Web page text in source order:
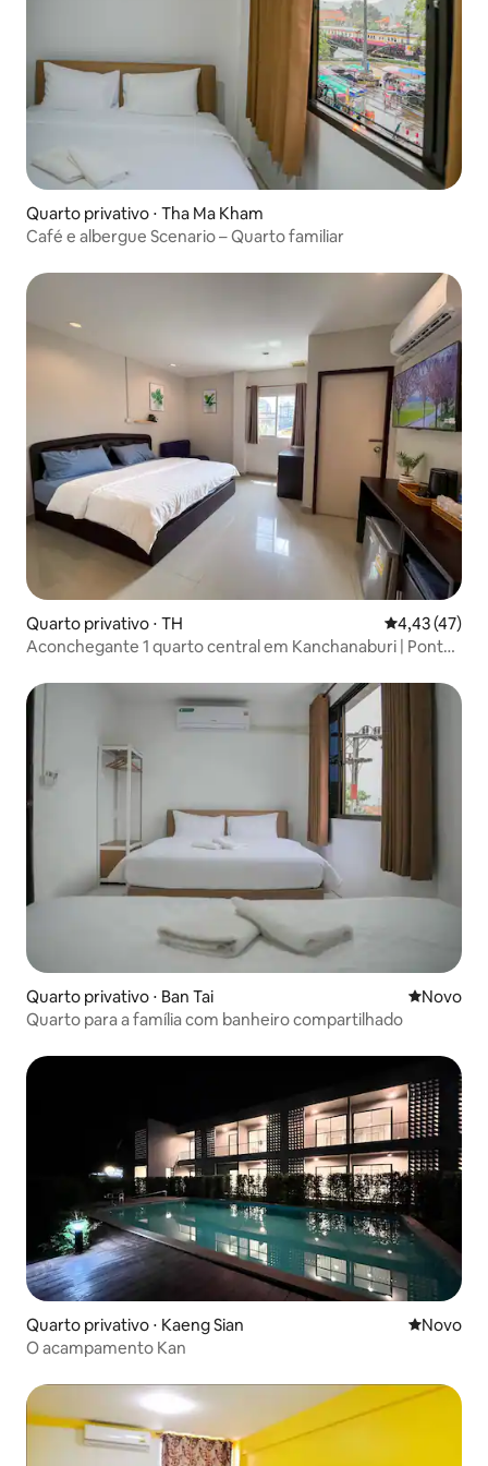
Quarto privativo ⋅ Tha Ma Kham
Café e albergue Scenario – Quarto familiar
Quarto privativo ⋅ TH 4,43 de uma
4,43 (47)
Aconchegante 1 quarto central em Kanchanaburi | Ponte
Quarto privativo ⋅ Ban Tai Novo
Novo
Quarto para a família com banheiro compartilhado
Quarto privativo ⋅ Kaeng Sian Novo
Novo
O acampamento Kan